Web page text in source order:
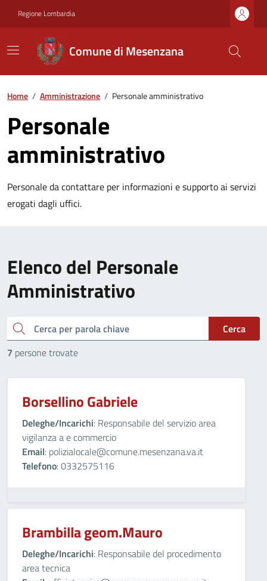
Regione Lombardia
Comune di Mesenzana
Home / Amministrazione / Personale amministrativo
Personale
amministrativo
Personale da contattare per informazioni e supporto ai servizi
erogati dagli uffici.
Elenco del Personale
Amministrativo
cerca
Cerca
7 persone trovate
Borsellino Gabriele
Deleghe/Incarichi: Responsabile del servizio area
vigilanza a e commercio
Email: polizialocale@comune.mesenzana.va.it
Telefono: 0332575116
Brambilla geom.Mauro
Deleghe/Incarichi: Responsabile del procedimento
area tecnica